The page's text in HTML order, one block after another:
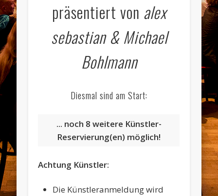
präsentiert von alex
sebastian & Michael
Bohlmann
Diesmal sind am Start:
... noch 8 weitere Künstler-
Reservierung(en) möglich!
Achtung Künstler:
Die Künstleranmeldung wird